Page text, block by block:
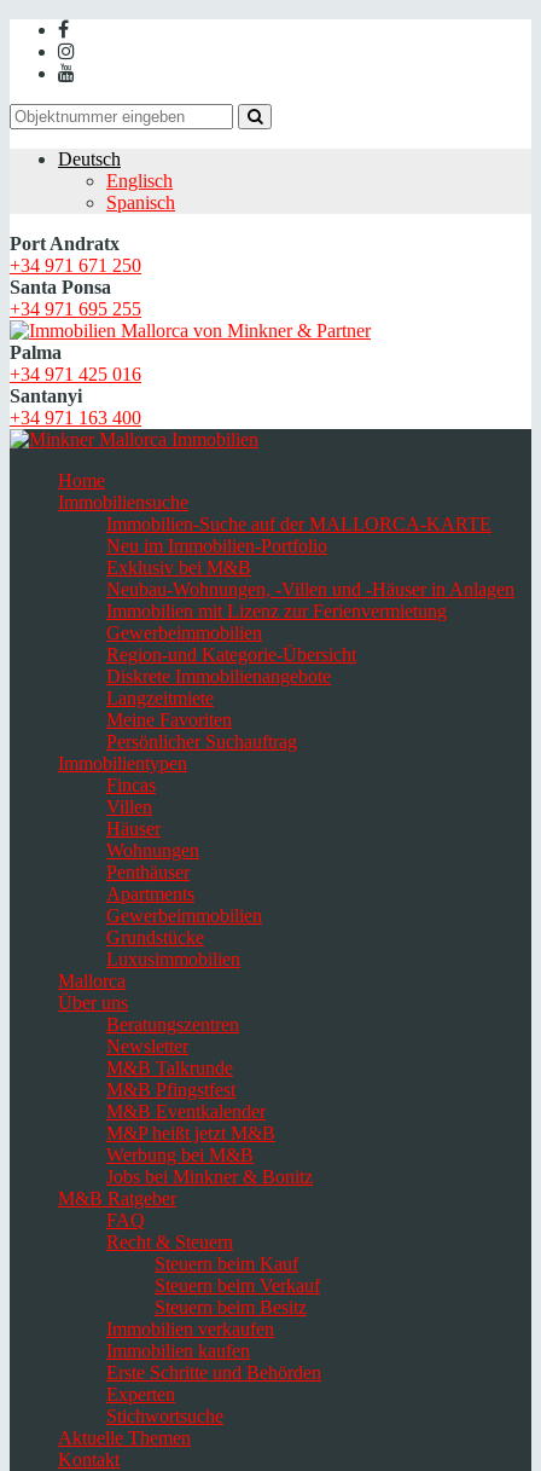
Deutsch
Englisch
Spanisch
Port Andratx
+34 971 671 250
Santa Ponsa
+34 971 695 255
Palma
+34 971 425 016
Santanyi
+34 971 163 400
Home
Immobiliensuche
Immobilien-Suche auf der MALLORCA-KARTE
Neu im Immobilien-Portfolio
Exklusiv bei M&B
Neubau-Wohnungen, -Villen und -Häuser in Anlagen
Immobilien mit Lizenz zur Ferienvermietung
Gewerbeimmobilien
Region-und Kategorie-Übersicht
Diskrete Immobilienangebote
Langzeitmiete
Meine Favoriten
Persönlicher Suchauftrag
Immobilientypen
Fincas
Villen
Häuser
Wohnungen
Penthäuser
Apartments
Gewerbeimmobilien
Grundstücke
Luxusimmobilien
Mallorca
Über uns
Beratungszentren
Newsletter
M&B Talkrunde
M&B Pfingstfest
M&B Eventkalender
M&P heißt jetzt M&B
Werbung bei M&B
Jobs bei Minkner & Bonitz
M&B Ratgeber
FAQ
Recht & Steuern
Steuern beim Kauf
Steuern beim Verkauf
Steuern beim Besitz
Immobilien verkaufen
Immobilien kaufen
Erste Schritte und Behörden
Experten
Stichwortsuche
Aktuelle Themen
Kontakt